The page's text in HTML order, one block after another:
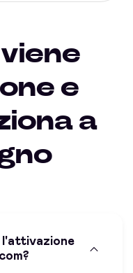
e
a
l'attivazione